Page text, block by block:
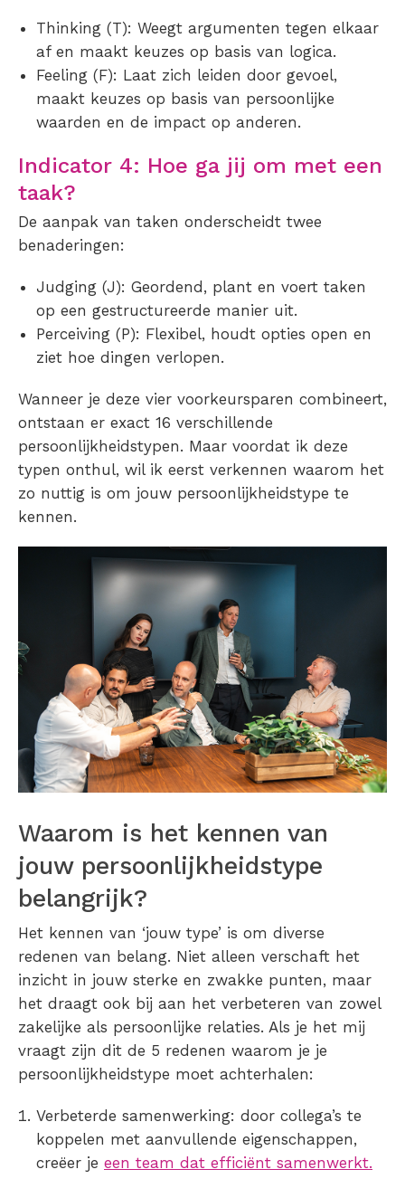
Thinking (T): Weegt argumenten tegen elkaar
af en maakt keuzes op basis van logica.
Feeling (F): Laat zich leiden door gevoel,
maakt keuzes op basis van persoonlijke
waarden en de impact op anderen.
Indicator 4: Hoe ga jij om met een
taak?
De aanpak van taken onderscheidt twee
benaderingen:
Judging (J): Geordend, plant en voert taken
op een gestructureerde manier uit.
Perceiving (P): Flexibel, houdt opties open en
ziet hoe dingen verlopen.
Wanneer je deze vier voorkeursparen combineert,
ontstaan er exact 16 verschillende
persoonlijkheidstypen. Maar voordat ik deze
typen onthul, wil ik eerst verkennen waarom het
zo nuttig is om jouw persoonlijkheidstype te
kennen.
Waarom is het kennen van
jouw persoonlijkheidstype
belangrijk?
Het kennen van ‘jouw type’ is om diverse
redenen van belang. Niet alleen verschaft het
inzicht in jouw sterke en zwakke punten, maar
het draagt ook bij aan het verbeteren van zowel
zakelijke als persoonlijke relaties. Als je het mij
vraagt zijn dit de 5 redenen waarom je je
persoonlijkheidstype moet achterhalen:
Verbeterde samenwerking: door collega’s te
koppelen met aanvullende eigenschappen,
creëer je een team dat efficiënt samenwerkt.